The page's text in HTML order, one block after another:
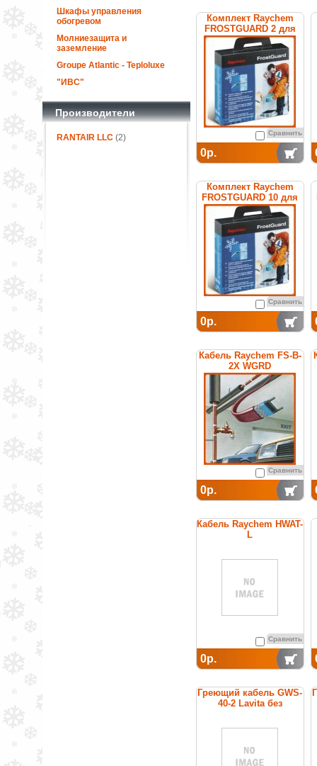
Шкафы управления
обогревом
Молниезащита и
заземление
Groupe Atlantic - Teploluxe
"ИВС"
Производители
RANTAIR LLC(2)
Комплект Raychem
FROSTGUARD 2 для
обогрева труб
Сравнить
0р.
Комплект Raychem
FROSTGUARD 10 для
обогрева труб
Сравнить
0р.
Кабель Raychem FS-B-
2X WGRD
саморегулирующийся
греющий
Сравнить
0р.
Кабель Raychem HWAT-
L
температуры горячей
воды
Сравнить
0р.
Греющий кабель GWS-
40-2 Lavita без